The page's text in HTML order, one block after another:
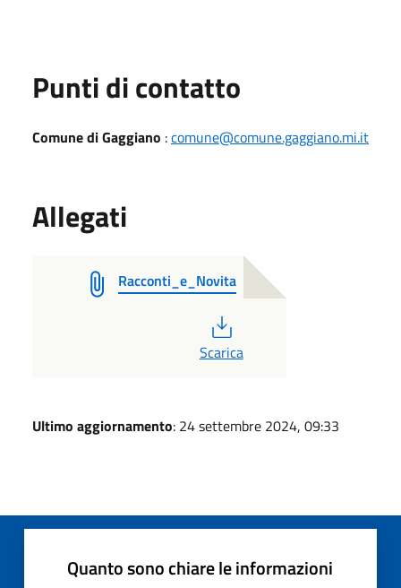
Punti di contatto
Comune di Gaggiano :comune@comune.gaggiano.mi.it
Allegati
Racconti_e_Novita
Scarica
Ultimo aggiornamento: 24 settembre 2024, 09:33
Quanto sono chiare le informazioni